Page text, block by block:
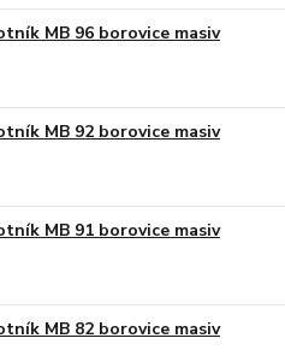
MB 96 borovice masiv
MB 92 borovice masiv
MB 91 borovice masiv
MB 82 borovice masiv